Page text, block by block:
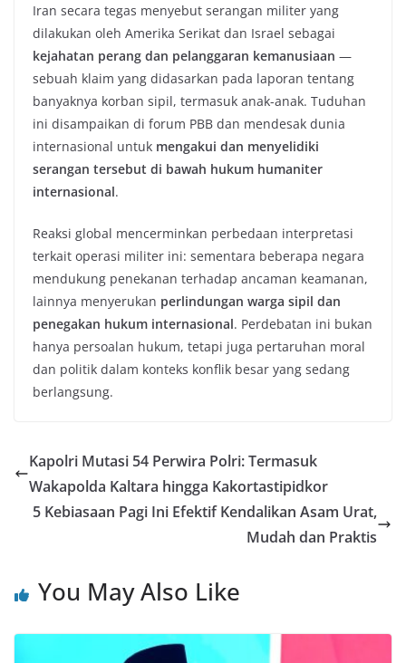
Iran secara tegas menyebut serangan militer yang
dilakukan oleh Amerika Serikat dan Israel sebagai
kejahatan perang dan pelanggaran kemanusiaan —
sebuah klaim yang didasarkan pada laporan tentang
banyaknya korban sipil, termasuk anak-anak. Tuduhan
ini disampaikan di forum PBB dan mendesak dunia
internasional untuk mengakui dan menyelidiki
serangan tersebut di bawah hukum humaniter
internasional.
Reaksi global mencerminkan perbedaan interpretasi
terkait operasi militer ini: sementara beberapa negara
mendukung penekanan terhadap ancaman keamanan,
lainnya menyerukan perlindungan warga sipil dan
penegakan hukum internasional. Perdebatan ini bukan
hanya persoalan hukum, tetapi juga pertaruhan moral
dan politik dalam konteks konflik besar yang sedang
berlangsung.
Kapolri Mutasi 54 Perwira Polri: Termasuk
Wakapolda Kaltara hingga Kakortastipidkor
5 Kebiasaan Pagi Ini Efektif Kendalikan Asam Urat,
Mudah dan Praktis
You May Also Like